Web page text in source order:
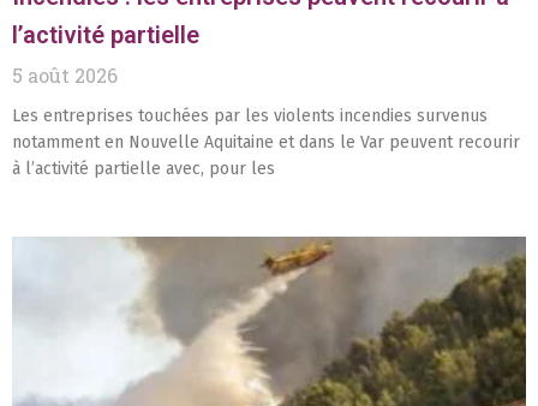
l’activité partielle
5 août 2026
Les entreprises touchées par les violents incendies survenus
notamment en Nouvelle Aquitaine et dans le Var peuvent recourir
à l’activité partielle avec, pour les